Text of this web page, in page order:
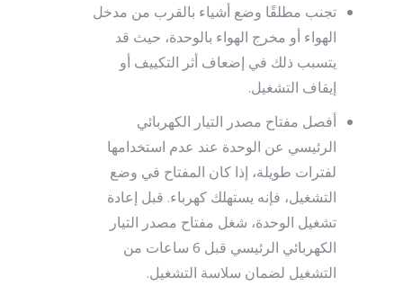
تجنب مطلقًا وضع أشياء بالقرب من مدخل
الهواء أو مخرج الهواء بالوحدة، حيث قد
يتسبب ذلك في إضعاف أثر التكييف أو
إيقاف التشغيل.
أفصل مفتاح مصدر التيار الكهربائي
الرئيسي عن الوحدة عند عدم استخدامها
لفترات طويلة، إذا كان المفتاح في وضع
التشغيل، فإنه يستهلك كهرباء. قبل إعادة
تشغيل الوحدة، شغل مفتاح مصدر التيار
الكهربائي الرئيسي قبل 6 ساعات من
التشغيل لضمان سلاسة التشغيل.